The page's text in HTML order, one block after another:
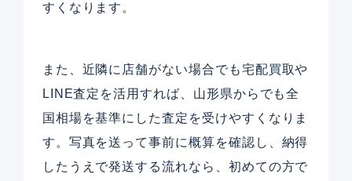
すくなります。
また、近隣に店舗がない場合でも宅配買取や
LINE査定を活用すれば、山形県からでも全
国相場を基準にした査定を受けやすくなりま
す。写真を送って事前に概算を確認し、納得
したうえで発送する流れなら、初めての方で